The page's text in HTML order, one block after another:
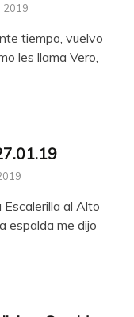
2019
tiempo, vuelvo
les llama Vero,
Escalerilla al Alto
espalda me dijo